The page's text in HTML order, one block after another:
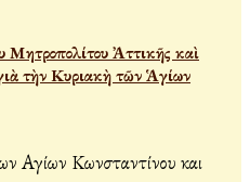
Μητροπολίτου Ἀττικῆς καὶ
τὴν Κυριακὴ τῶν Ἁγίων